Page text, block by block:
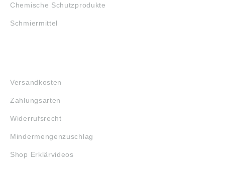
Chemische Schutzprodukte
Schmiermittel
Versandkosten
Zahlungsarten
Widerrufsrecht
Mindermengenzuschlag
Shop Erklärvideos